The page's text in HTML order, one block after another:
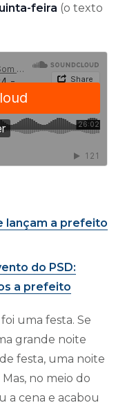
feira (o texto
lançam a prefeito
do PSD:
a prefeito
uma festa. Se
grande noite
festa, uma noite
no meio do
a cena e acabou